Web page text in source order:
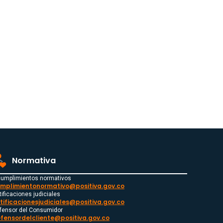
Normativa
normativos
judiciales
del Consumidor